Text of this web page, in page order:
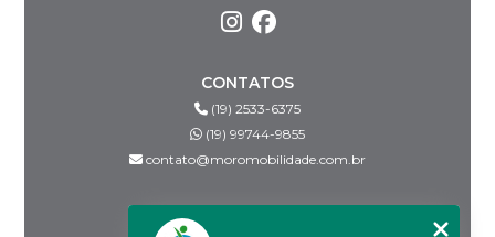
CONTATOS
(19) 2533-6375
(19) 99744-9855
contato@moromobilidade.com.br